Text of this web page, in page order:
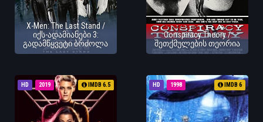
X-Men: The Last Stand /
იქს-ადამიანები 3:
გადამწყვეტი ბრძოლა
Conspiracy Theory /
შეთქმულების თეორია
HD 2019 IMDB 6.5 HD 1998 IMDB 6